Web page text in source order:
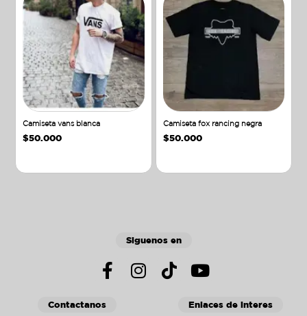
Camiseta vans blanca
$50.000
Camiseta fox rancing negra
$50.000
Siguenos en
Contactanos Enlaces de interes